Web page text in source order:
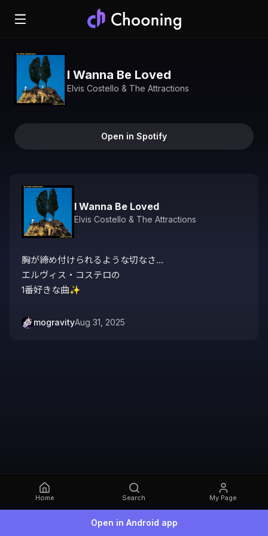
Home Search My Page
Open in Android app
I Wanna Be Loved
Elvis Costello & The Attractions
Open in Spotify
I Wanna Be Loved
Elvis Costello & The Attractions
胸が締め付けられるような切なさ…
エルヴィス・コステロの
1番好きな曲✨
mogravityAug 31, 2025